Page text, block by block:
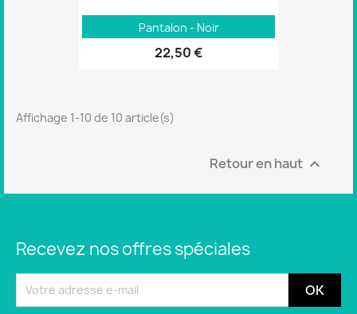
Pantalon - Noir
22,50 €
Affichage 1-10 de 10 article(s)
Retour en haut 
Recevez nos offres spéciales